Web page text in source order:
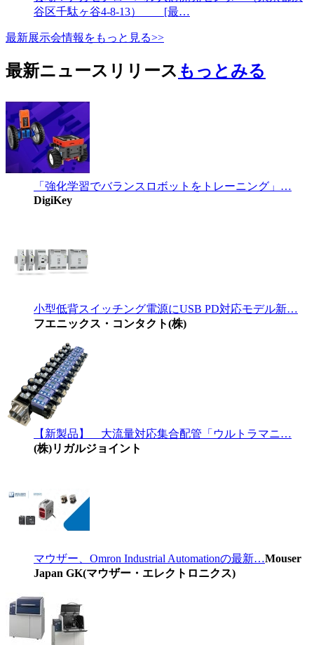
谷区千駄ヶ谷4-8-13） [最…
最新展示会情報をもっと見る>>
最新ニュースリリース もっとみる
「強化学習でバランスロボットをトレーニング」…
DigiKey
小型低背スイッチング電源にUSB PD対応モデル新…
フエニックス・コンタクト(株)
【新製品】 大流量対応集合配管「ウルトラマニ…
(株)リガルジョイント
マウザー、Omron Industrial Automationの最新…Mouser
Japan GK(マウザー・エレクトロニクス)